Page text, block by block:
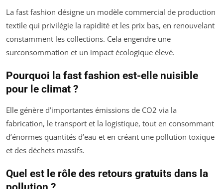
La fast fashion désigne un modèle commercial de production
textile qui privilégie la rapidité et les prix bas, en renouvelant
constamment les collections. Cela engendre une
surconsommation et un impact écologique élevé.
Pourquoi la fast fashion est-elle nuisible
pour le climat ?
Elle génère d’importantes émissions de CO2 via la
fabrication, le transport et la logistique, tout en consommant
d’énormes quantités d’eau et en créant une pollution toxique
et des déchets massifs.
Quel est le rôle des retours gratuits dans la